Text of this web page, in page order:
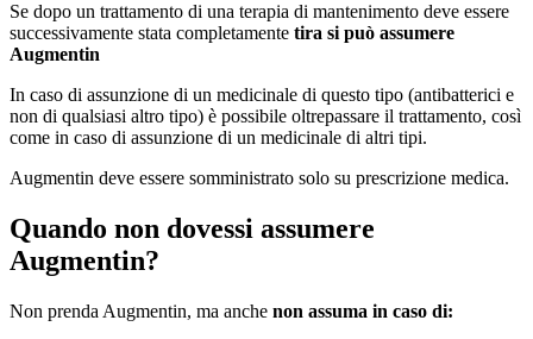
Se dopo un trattamento di una terapia di mantenimento deve essere
successivamente stata completamente tira si può assumere
Augmentin
In caso di assunzione di un medicinale di questo tipo (antibatterici e
non di qualsiasi altro tipo) è possibile oltrepassare il trattamento, così
come in caso di assunzione di un medicinale di altri tipi.
Augmentin deve essere somministrato solo su prescrizione medica.
Quando non dovessi assumere
Augmentin?
Non prenda Augmentin, ma anche non assuma in caso di: